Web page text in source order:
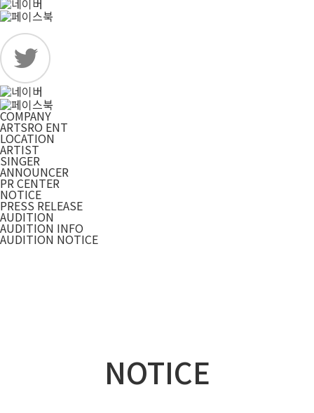
COMPANY
ARTSRO ENT
LOCATION
ARTIST
SINGER
ANNOUNCER
PR CENTER
NOTICE
PRESS RELEASE
AUDITION
AUDITION INFO
AUDITION NOTICE
NOTICE